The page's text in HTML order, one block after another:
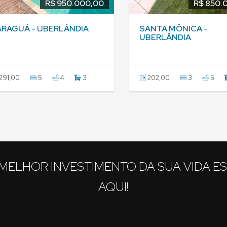
R$ 950.000,00
- UBERLÂNDIA
5 4 3
R$
SANTA MÔNICA -
UBERLÂNDIA
202,00 3 5
INVESTIMENTO DA SUA VIDA
AQUI!